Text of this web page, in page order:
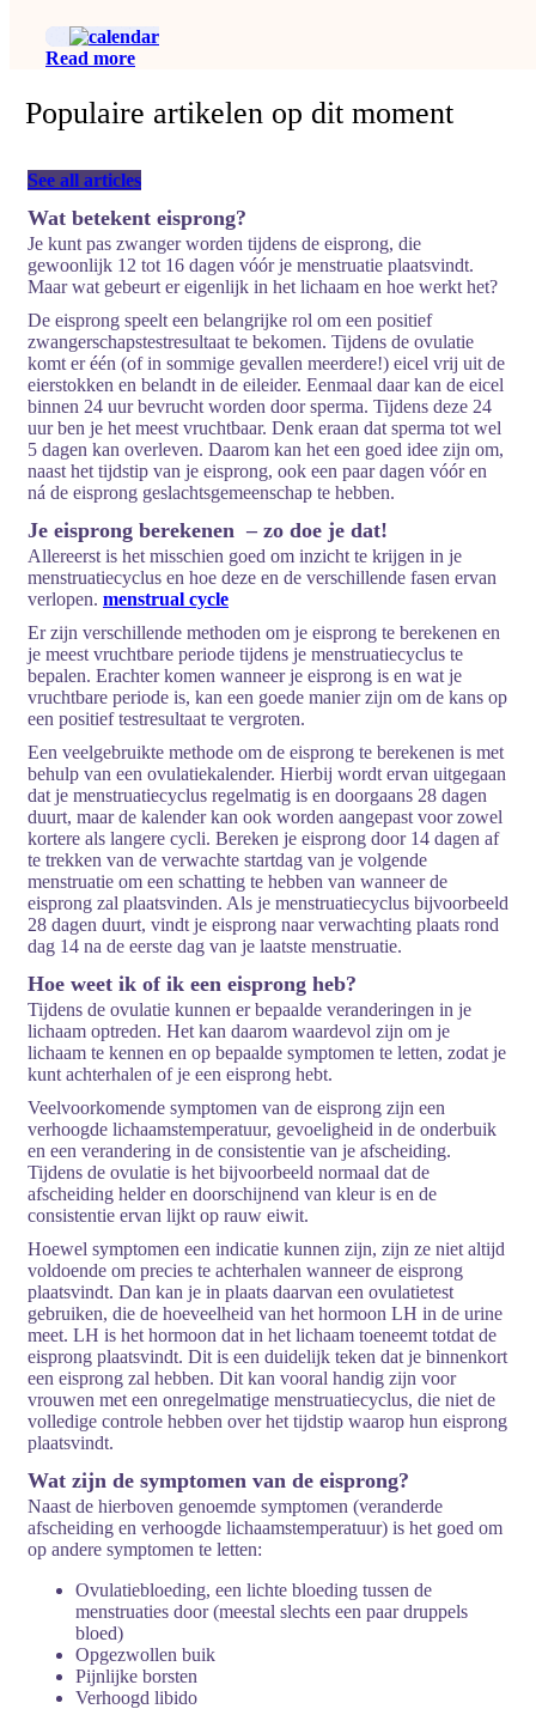
Read more
Populaire artikelen op dit moment
See all articles
Wat betekent eisprong?
Je kunt pas zwanger worden tijdens de eisprong, die
gewoonlijk 12 tot 16 dagen vóór je menstruatie plaatsvindt.
Maar wat gebeurt er eigenlijk in het lichaam en hoe werkt het?
De eisprong speelt een belangrijke rol om een positief
zwangerschapstestresultaat te bekomen. Tijdens de ovulatie
komt er één (of in sommige gevallen meerdere!) eicel vrij uit de
eierstokken en belandt in de eileider. Eenmaal daar kan de eicel
binnen 24 uur bevrucht worden door sperma. Tijdens deze 24
uur ben je het meest vruchtbaar. Denk eraan dat sperma tot wel
5 dagen kan overleven. Daarom kan het een goed idee zijn om,
naast het tijdstip van je eisprong, ook een paar dagen vóór en
ná de eisprong geslachtsgemeenschap te hebben.
Je eisprong berekenen – zo doe je dat!
Allereerst is het misschien goed om inzicht te krijgen in je
menstruatiecyclus en hoe deze en de verschillende fasen ervan
verlopen. menstrual cycle
Er zijn verschillende methoden om je eisprong te berekenen en
je meest vruchtbare periode tijdens je menstruatiecyclus te
bepalen. Erachter komen wanneer je eisprong is en wat je
vruchtbare periode is, kan een goede manier zijn om de kans op
een positief testresultaat te vergroten.
Een veelgebruikte methode om de eisprong te berekenen is met
behulp van een ovulatiekalender. Hierbij wordt ervan uitgegaan
dat je menstruatiecyclus regelmatig is en doorgaans 28 dagen
duurt, maar de kalender kan ook worden aangepast voor zowel
kortere als langere cycli. Bereken je eisprong door 14 dagen af ​​
te trekken van de verwachte startdag van je volgende
menstruatie om een schatting te hebben van wanneer de
eisprong zal plaatsvinden. Als je menstruatiecyclus bijvoorbeeld
28 dagen duurt, vindt je eisprong naar verwachting plaats rond
dag 14 na de eerste dag van je laatste menstruatie.
Hoe weet ik of ik een eisprong heb?
Tijdens de ovulatie kunnen er bepaalde veranderingen in je
lichaam optreden. Het kan daarom waardevol zijn om je
lichaam te kennen en op bepaalde symptomen te letten, zodat je
kunt achterhalen of je een eisprong hebt.
Veelvoorkomende symptomen van de eisprong zijn een
verhoogde lichaamstemperatuur, gevoeligheid in de onderbuik
en een verandering in de consistentie van je afscheiding.
Tijdens de ovulatie is het bijvoorbeeld normaal dat de
afscheiding helder en doorschijnend van kleur is en de
consistentie ervan lijkt op rauw eiwit.
Hoewel symptomen een indicatie kunnen zijn, zijn ze niet altijd
voldoende om precies te achterhalen wanneer de eisprong
plaatsvindt. Dan kan je in plaats daarvan een ovulatietest
gebruiken, die de hoeveelheid van het hormoon LH in de urine
meet. LH is het hormoon dat in het lichaam toeneemt totdat de
eisprong plaatsvindt. Dit is een duidelijk teken dat je binnenkort
een eisprong zal hebben. Dit kan vooral handig zijn voor
vrouwen met een onregelmatige menstruatiecyclus, die niet de
volledige controle hebben over het tijdstip waarop hun eisprong
plaatsvindt.
Wat zijn de symptomen van de eisprong?
Naast de hierboven genoemde symptomen (veranderde
afscheiding en verhoogde lichaamstemperatuur) is het goed om
op andere symptomen te letten:
Ovulatiebloeding, een lichte bloeding tussen de
menstruaties door (meestal slechts een paar druppels
bloed)
Opgezwollen buik
Pijnlijke borsten
Verhoogd libido